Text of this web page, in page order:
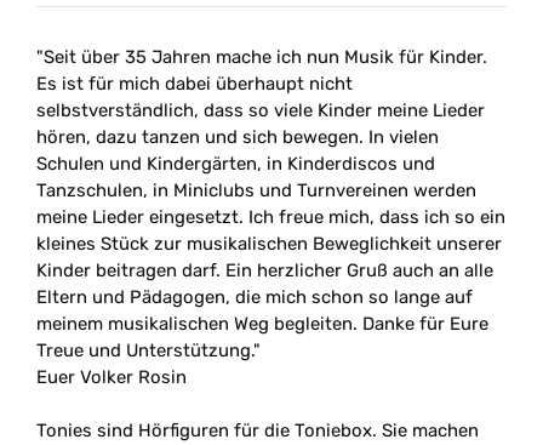
"Seit über 35 Jahren mache ich nun Musik für Kinder.
Es ist für mich dabei überhaupt nicht
selbstverständlich, dass so viele Kinder meine Lieder
hören, dazu tanzen und sich bewegen. In vielen
Schulen und Kindergärten, in Kinderdiscos und
Tanzschulen, in Miniclubs und Turnvereinen werden
meine Lieder eingesetzt. Ich freue mich, dass ich so ein
kleines Stück zur musikalischen Beweglichkeit unserer
Kinder beitragen darf. Ein herzlicher Gruß auch an alle
Eltern und Pädagogen, die mich schon so lange auf
meinem musikalischen Weg begleiten. Danke für Eure
Treue und Unterstützung."
Euer Volker Rosin
Tonies sind Hörfiguren für die Toniebox. Sie machen